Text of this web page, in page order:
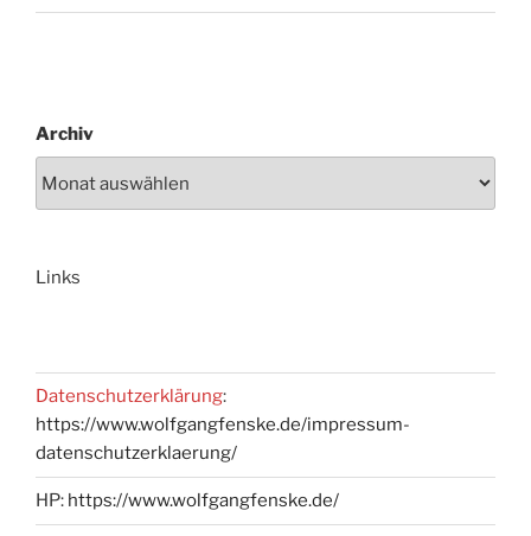
Archiv
Links
Datenschutzerklärung:
https://www.wolfgangfenske.de/impressum-
datenschutzerklaerung/
HP: https://www.wolfgangfenske.de/